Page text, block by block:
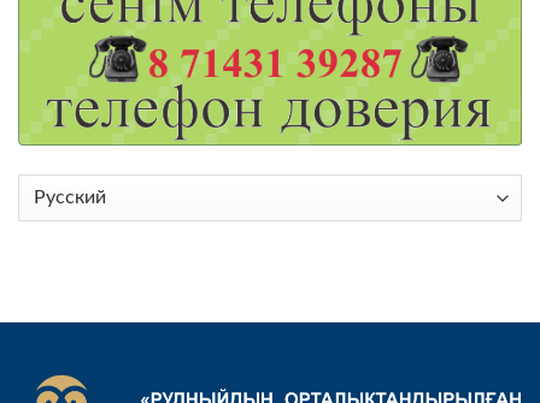
Выбрать